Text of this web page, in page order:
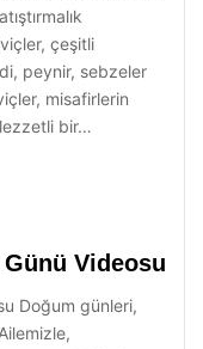
çeşitli
peynir, sebzeler
misafirlerin
bir…
Videosu
Doğum günleri,